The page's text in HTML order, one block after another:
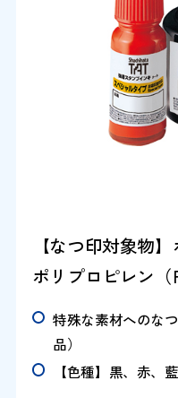
【なつ印対象物
ポリプロピレン（
特殊な素材へのな
品）
【色種】黒、赤、